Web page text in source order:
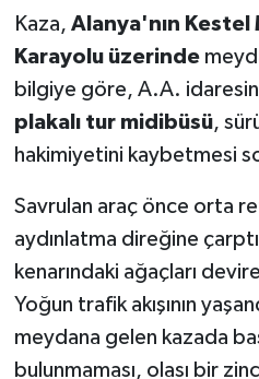
Kaza, Alanya'nın
Karayolu üzerinde
bilgiye göre, A.A.
plakalı tur midibüsü,
hakimiyetini kaybetmesi
Savrulan araç önce orta
aydınlatma direğine
kenarındaki ağaçları
Yoğun trafik akışının
meydana gelen kazada
bulunmaması, olası bir